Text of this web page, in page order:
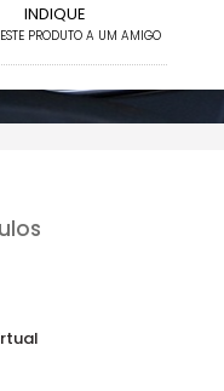
INDIQUE
PRODUTO A UM AMIGO